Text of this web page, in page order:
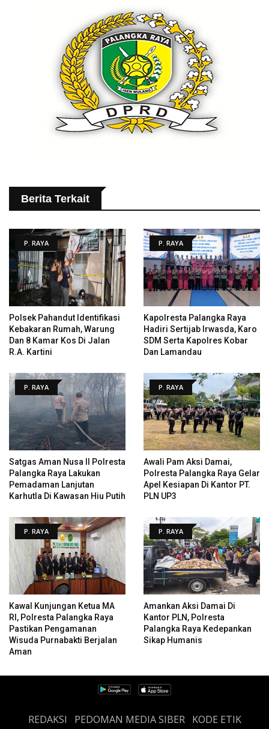
Berita Terkait
P. RAYA
Polsek Pahandut Identifikasi
Kebakaran Rumah, Warung
Dan 8 Kamar Kos Di Jalan
R.A. Kartini
P. RAYA
Kapolresta Palangka Raya
Hadiri Sertijab Irwasda, Karo
SDM Serta Kapolres Kobar
Dan Lamandau
P. RAYA
Satgas Aman Nusa II Polresta
Palangka Raya Lakukan
Pemadaman Lanjutan
Karhutla Di Kawasan Hiu Putih
P. RAYA
Awali Pam Aksi Damai,
Polresta Palangka Raya Gelar
Apel Kesiapan Di Kantor PT.
PLN UP3
P. RAYA
Kawal Kunjungan Ketua MA
RI, Polresta Palangka Raya
Pastikan Pengamanan
Wisuda Purnabakti Berjalan
Aman
P. RAYA
Amankan Aksi Damai Di
Kantor PLN, Polresta
Palangka Raya Kedepankan
Sikap Humanis
REDAKSI PEDOMAN MEDIA SIBER
KODE ETIK